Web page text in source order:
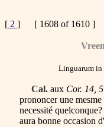
[ 2 ] [ 1608 of 1610 ]
Linguarum in
Cal. aux Cor. 14, 5
prononcer une
necessité
aura bonne occasion